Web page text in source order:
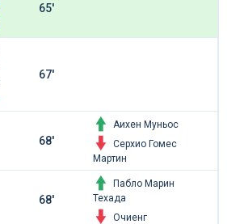
65'
67'
68'
Аихен Муньос
Серхио Гомес
Мартин
68'
Пабло Марин
Техада
Очиенг